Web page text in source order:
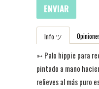
ENVIAR
Info ツ
➳ Palo hippie para
pintado a mano
relieves al más puro